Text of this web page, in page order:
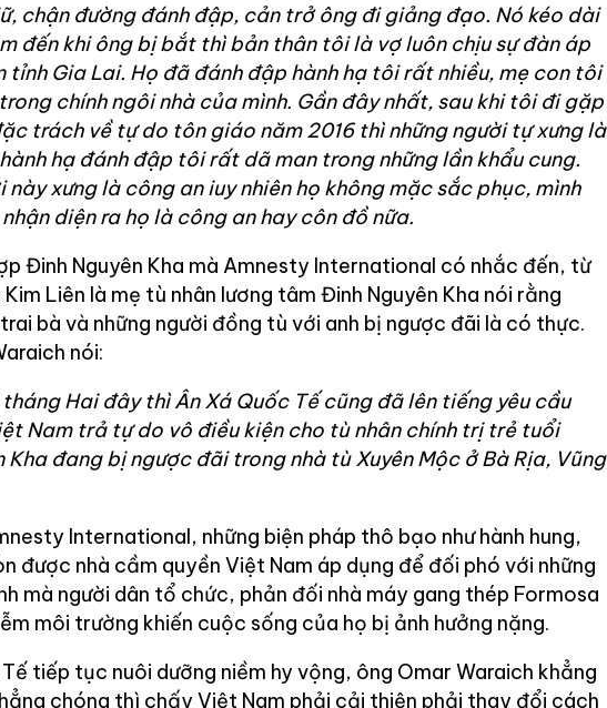
chận đường đánh đập, cản trở ông đi giảng đạo. Nó kéo dài
đến khi ông bị bắt thì bản thân tôi là vợ luôn chịu sự đàn áp
tỉnh Gia Lai. Họ đã đánh đập hành hạ tôi rất nhiều, mẹ con tôi
chính ngôi nhà của mình. Gần đây nhất, sau khi tôi đi gặp
trách về tự do tôn giáo năm 2016 thì những người tự xưng là
hạ đánh đập tôi rất dã man trong những lần khẩu cung.
này xưng là công an iuy nhiên họ không mặc sắc phục, mình
diện ra họ là công an hay côn đồ nữa.
Đinh Nguyên Kha mà Amnesty International có nhắc đến, từ
Liên là mẹ tù nhân lương tâm Đinh Nguyên Kha nói rằng
bà và những người đồng tù với anh bị ngược đãi là có thực.
nói:
Hai đây thì Ân Xá Quốc Tế cũng đã lên tiếng yêu cầu
Nam trả tự do vô điều kiện cho tù nhân chính trị trẻ tuổi
Kha đang bị ngược đãi trong nhà tù Xuyên Mộc ở Bà Rịa, Vũng
International, những biện pháp thô bạo như hành hung,
được nhà cầm quyền Việt Nam áp dụng để đối phó với những
mà người dân tổ chức, phản đối nhà máy gang thép Formosa
môi trường khiến cuộc sống của họ bị ảnh hưởng nặng.
tiếp tục nuôi dưỡng niềm hy vộng, ông Omar Waraich khẳng
chóng thì chấy Việt Nam phải cải thiện phải thay đổi cách